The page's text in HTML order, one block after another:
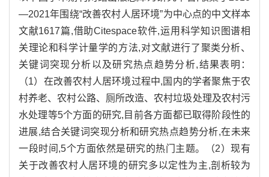
—2021年围绕“改善农村人居环境”为中心点的中文样本
文献1617篇,借助Citespace软件,运用科学知识图谱相
关理论和科学计量学的方法,对文献进行了聚类分析、
关键词突现分析以及研究热点趋势分析,结果表明：
（1）在改善农村人居环境过程中,国内的学者聚焦于农
村养老、农村公路、厕所改造、农村垃圾处理及农村污
水处理等5个方面的研究,目前各方面都已取得阶段性的
进展,结合关键词突现分析和研究热点趋势分析,在未来
一段时间,5个方面依然是研究的热门主题。（2）现有
关于改善农村人居环境的研究多以定性为主,剖析较为